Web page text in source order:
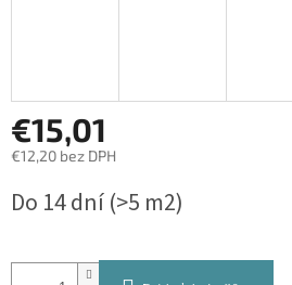
€15,01
€12,20 bez DPH
cena:
Do 14 dní(>5 m2)